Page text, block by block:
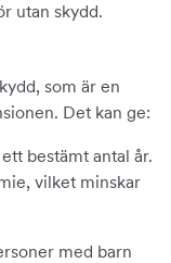
utan skydd.
som är en
Det kan ge:
bestämt antal år.
vilket minskar
med barn